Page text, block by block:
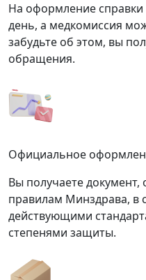
На оформление
день, а медкомиссия
забудьте об этом, вы
обращения.
Официальное
Вы получаете
правилам Минздрава, в
действующими
степенями защиты.